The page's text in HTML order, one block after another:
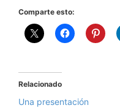
Comparte esto:
Relacionado
Una presentación